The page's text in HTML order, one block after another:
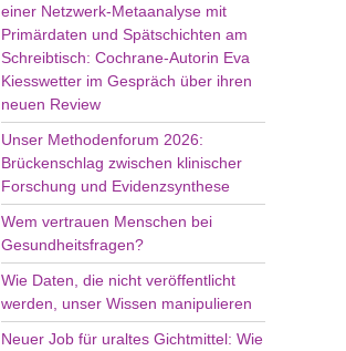
c
h
:
einer Netzwerk-Metaanalyse mit
Primärdaten und Spätschichten am
Schreibtisch: Cochrane-Autorin Eva
Kiesswetter im Gespräch über ihren
neuen Review
Unser Methodenforum 2026:
Brückenschlag zwischen klinischer
Forschung und Evidenzsynthese
Wem vertrauen Menschen bei
Gesundheitsfragen?
Wie Daten, die nicht veröffentlicht
werden, unser Wissen manipulieren
Neuer Job für uraltes Gichtmittel: Wie